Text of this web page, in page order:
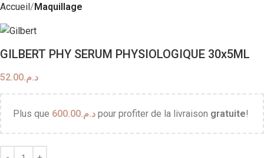
Accueil Maquillage
GILBERT PHY SERUM PHYSIOLOGIQUE 30x5ML
د.م.52.00
Plus que د.م.600.00 pour profiter de la livraison gratuite!